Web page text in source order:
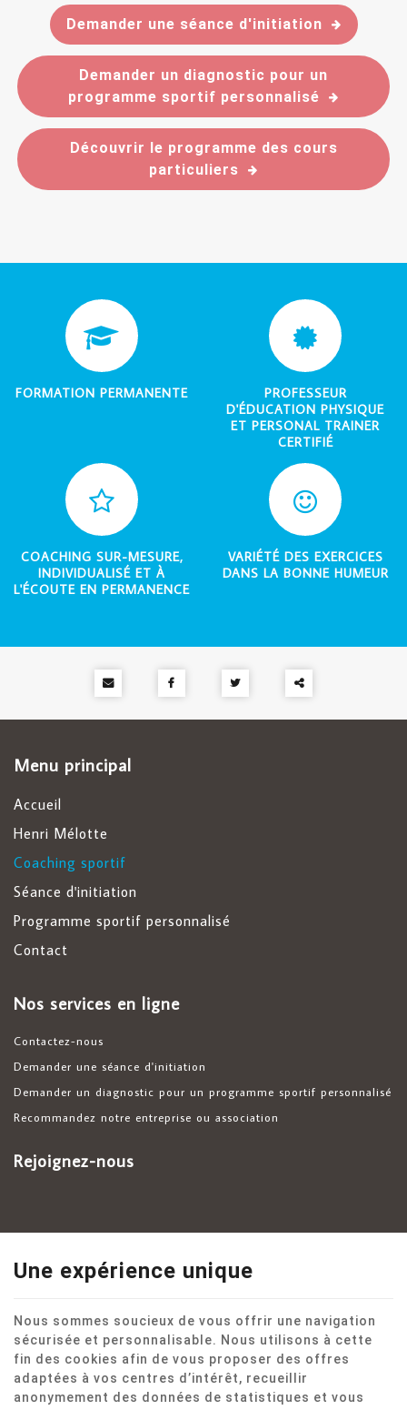
Demander une séance d'initiation
Demander un diagnostic pour un
programme sportif personnalisé
Découvrir le programme des cours
particuliers
FORMATION PERMANENTE
PROFESSEUR
D'ÉDUCATION PHYSIQUE
ET PERSONAL TRAINER
CERTIFIÉ
COACHING SUR-MESURE,
INDIVIDUALISÉ ET À
L'ÉCOUTE EN PERMANENCE
VARIÉTÉ DES EXERCICES
DANS LA BONNE HUMEUR
Menu principal
Accueil
Henri Mélotte
Coaching sportif
Séance d'initiation
Programme sportif personnalisé
Contact
Nos services en ligne
Contactez-nous
Demander une séance d'initiation
Demander un diagnostic pour un programme sportif personnalisé
Recommandez notre entreprise ou association
Rejoignez-nous
Ce site internet utilise des cookies pour améliorer l'expérience utilisateur.
Une expérience unique
Nous sommes soucieux de vous offrir une navigation
sécurisée et personnalisable. Nous utilisons à cette
fin des cookies afin de vous proposer des offres
adaptées à vos centres d’intérêt, recueillir
anonymement des données de statistiques et vous